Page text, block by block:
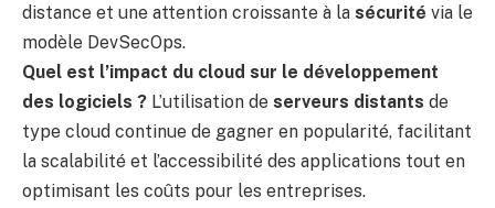
distance et une attention croissante à la sécurité via le
modèle DevSecOps.
Quel est l’impact du cloud sur le développement
des logiciels ? L’utilisation de serveurs distants de
type cloud continue de gagner en popularité, facilitant
la scalabilité et l’accessibilité des applications tout en
optimisant les coûts pour les entreprises.